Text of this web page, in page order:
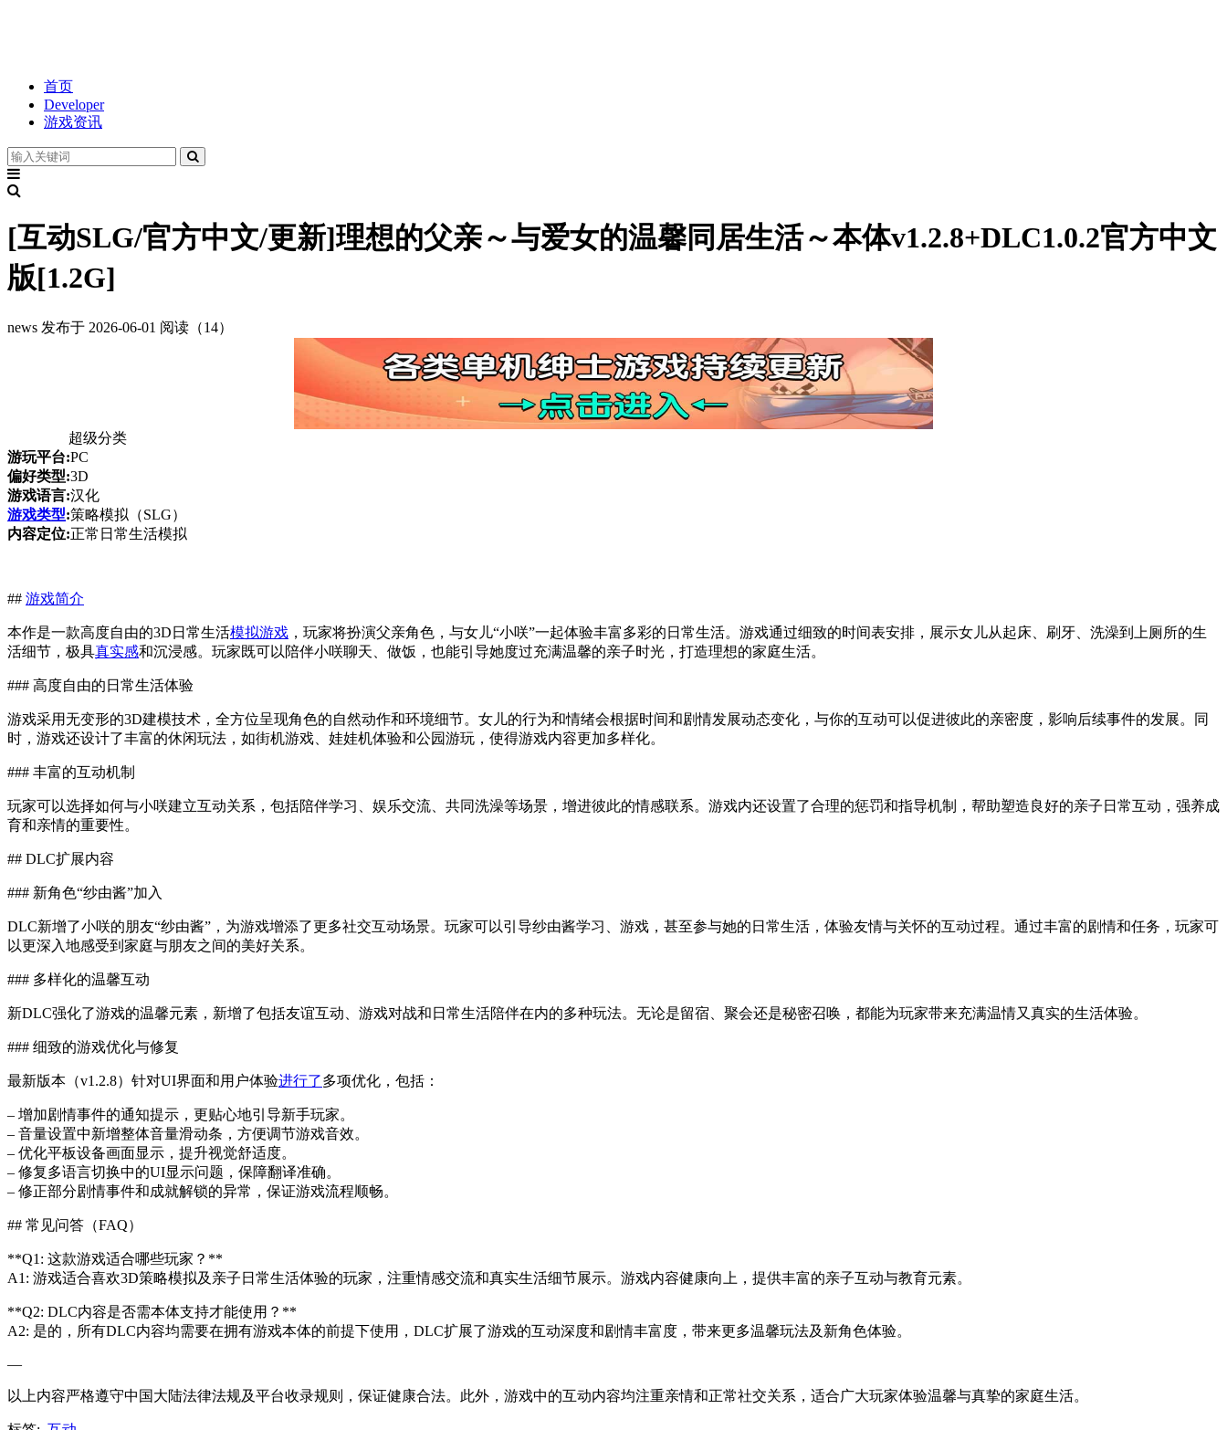
首页
Developer
游戏资讯
[互动SLG/官方中文/更新]理想的父亲～与爱女的温馨同居生活～本体v1.2.8+DLC1.0.2官方中文
版[1.2G]
news 发布于 2026-06-01 阅读（14）
超级分类
游玩平台:PC
偏好类型:3D
游戏语言:汉化
游戏类型:策略模拟（SLG）
内容定位:正常日常生活模拟
## 游戏简介
本作是一款高度自由的3D日常生活模拟游戏 ，玩家将扮演父亲角色，与女儿“小咲”一起体验丰富多彩的日常生活。游戏通过细致的时间表安排，展示女儿从起床、刷牙、洗澡到上厕所的生
活细节，极具真实感和沉浸感。玩家既可以陪伴小咲聊天、做饭，也能引导她度过充满温馨的亲子时光，打造理想的家庭生活。
### 高度自由的日常生活体验
游戏采用无变形的3D建模技术，全方位呈现角色的自然动作和环境细节。女儿的行为和情绪会根据时间和剧情发展动态变化，与你的互动可以促进彼此的亲密度，影响后续事件的发展。同
时，游戏还设计了丰富的休闲玩法，如街机游戏、娃娃机体验和公园游玩，使得游戏内容更加多样化。
### 丰富的互动机制
玩家可以选择如何与小咲建立互动关系，包括陪伴学习、娱乐交流、共同洗澡等场景，增进彼此的情感联系。游戏内还设置了合理的惩罚和指导机制，帮助塑造良好的亲子日常互动，强养成
育和亲情的重要性。
## DLC扩展内容
### 新角色“纱由酱”加入
DLC新增了小咲的朋友“纱由酱”，为游戏增添了更多社交互动场景。玩家可以引导纱由酱学习、游戏，甚至参与她的日常生活，体验友情与关怀的互动过程。通过丰富的剧情和任务，玩家可
以更深入地感受到家庭与朋友之间的美好关系。
### 多样化的温馨互动
新DLC强化了游戏的温馨元素，新增了包括友谊互动、游戏对战和日常生活陪伴在内的多种玩法。无论是留宿、聚会还是秘密召唤，都能为玩家带来充满温情又真实的生活体验。
### 细致的游戏优化与修复
最新版本（v1.2.8）针对UI界面和用户体验进行了多项优化，包括：
– 增加剧情事件的通知提示，更贴心地引导新手玩家。
– 音量设置中新增整体音量滑动条，方便调节游戏音效。
– 优化平板设备画面显示，提升视觉舒适度。
– 修复多语言切换中的UI显示问题，保障翻译准确。
– 修正部分剧情事件和成就解锁的异常，保证游戏流程顺畅。
## 常见问答（FAQ）
**Q1: 这款游戏适合哪些玩家？**
A1: 游戏适合喜欢3D策略模拟及亲子日常生活体验的玩家，注重情感交流和真实生活细节展示。游戏内容健康向上，提供丰富的亲子互动与教育元素。
**Q2: DLC内容是否需本体支持才能使用？**
A2: 是的，所有DLC内容均需要在拥有游戏本体的前提下使用，DLC扩展了游戏的互动深度和剧情丰富度，带来更多温馨玩法及新角色体验。
—
以上内容严格遵守中国大陆法律法规及平台收录规则，保证健康合法。此外，游戏中的互动内容均注重亲情和正常社交关系，适合广大玩家体验温馨与真挚的家庭生活。